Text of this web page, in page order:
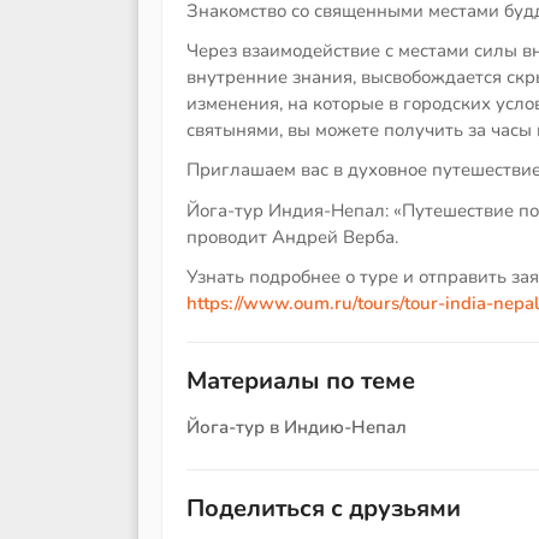
Знакомство со священными местами
Через взаимодействие с местами силы
внутренние знания, высвобождается
изменения, на которые в городских
святынями, вы можете получить за часы
Приглашаем вас в духовное
Йога-тур Индия-Непал: «Путешествие
проводит Андрей Верба.
Узнать подробнее о туре и отправить
https://www.oum.ru/tours/tour-india-
Материалы по теме
Йога-тур в Индию-Непал
Поделиться с друзьями